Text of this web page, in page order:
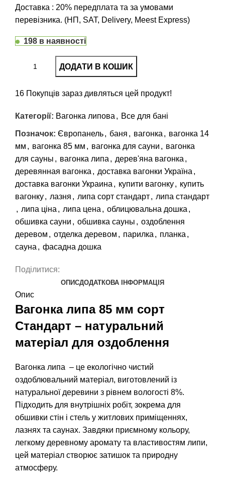
Доставка : 20% передплата та за умовами
перевізника. (НП, SAT, Delivery, Meest Express)
198 в наявності
ДОДАТИ В КОШИК
16 Покупців зараз дивляться цей продукт!
Категорії: Вагонка липова , Все для бані
Позначок: Європанель, баня , вагонка , вагонка 14
мм , вагонка 85 мм , вагонка для сауни , вагонка
для сауны , вагонка липа , дерев'яна вагонка ,
деревянная вагонка , доставка вагонки Україна ,
доставка вагонки Украина , купити вагонку, купить
вагонку, лазня , липа сорт стандарт, липа стандарт
, липа ціна , липа цена , облицювальна дошка ,
обшивка сауни , обшивка сауны , оздоблення
деревом , отделка деревом , парилка , планка ,
сауна , фасадна дошка
Поділитися:
ОПИСДОДАТКОВА ІНФОРМАЦІЯ
Опис
Вагонка липа 85 мм сорт
Стандарт – натуральний
матеріал для оздоблення
Вагонка липа – це екологічно чистий
оздоблювальний матеріал, виготовлений із
натуральної деревини з рівнем вологості 8%.
Підходить для внутрішніх робіт, зокрема для
обшивки стін і стель у житлових приміщеннях,
лазнях та саунах. Завдяки приємному кольору,
легкому деревному аромату та властивостям липи,
цей матеріал створює затишок та природну
атмосферу.